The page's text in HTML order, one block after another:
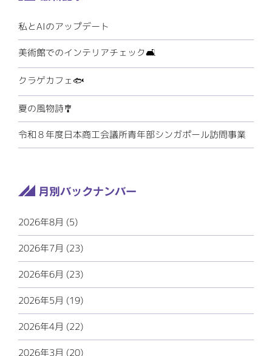
私とAIのアップデート
美術館でのインテリアチェック🛋️
クラゲカフェ🐟
夏の風物詩🎐
令和８年度日本商工会議所青年部シンガポール訪問事業
2026年8月 (5)
2026年7月 (23)
2026年6月 (23)
2026年5月 (19)
2026年4月 (22)
2026年3月 (20)